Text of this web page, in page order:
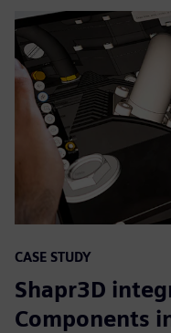
CASE STUDY
Shapr3D
Components